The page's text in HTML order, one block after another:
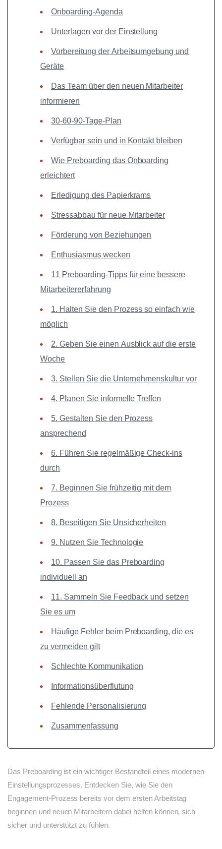
Onboarding-Agenda
Unterlagen vor der Einstellung
Vorbereitung der Arbeitsumgebung und
Geräte
Das Team über den neuen Mitarbeiter
informieren
30-60-90-Tage-Plan
Verfügbar sein und in Kontakt bleiben
Wie Preboarding das Onboarding
erleichtert
Erledigung des Papierkrams
Stressabbau für neue Mitarbeiter
Förderung von Beziehungen
Enthusiasmus wecken
11 Preboarding-Tipps für eine bessere
Mitarbeitererfahrung
1. Halten Sie den Prozess so einfach wie
möglich
2. Geben Sie einen Ausblick auf die erste
Woche
3. Stellen Sie die Unternehmenskultur vor
4. Planen Sie informelle Treffen
5. Gestalten Sie den Prozess
ansprechend
6. Führen Sie regelmäßige Check-ins
durch
7. Beginnen Sie frühzeitig mit dem
Prozess
8. Beseitigen Sie Unsicherheiten
9. Nutzen Sie Technologie
10. Passen Sie das Preboarding
individuell an
11. Sammeln Sie Feedback und setzen
Sie es um
Häufige Fehler beim Preboarding, die es
zu vermeiden gilt
Schlechte Kommunikation
Informationsüberflutung
Fehlende Personalisierung
Zusammenfassung
Das Preboarding ist ein wichtiger Bestandteil eines modernen
Einstellungsprozesses. Entdecken Sie, wie Sie den
Engagement-Prozess bereits vor dem ersten Arbeitstag
beginnen und neuen Mitarbeitern dabei helfen können, sich
sicher und unterstützt zu fühlen.